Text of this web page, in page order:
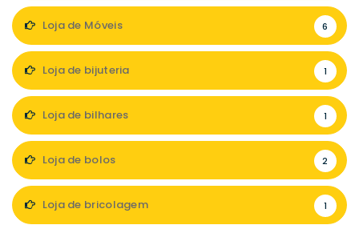
Loja de Móveis 6
Loja de bijuteria 1
Loja de bilhares 1
Loja de bolos 2
Loja de bricolagem 1